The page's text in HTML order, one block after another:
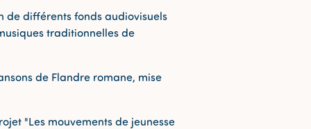
de différents fonds audiovisuels
traditionnelles de
de Flandre romane, mise
"Les mouvements de jeunesse